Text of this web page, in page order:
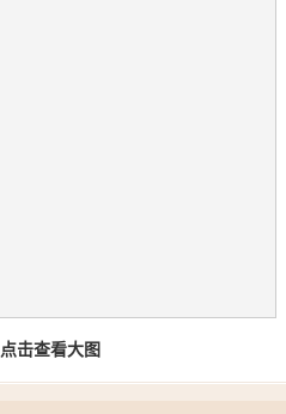
点击查看大图